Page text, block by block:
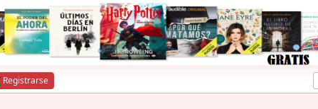
Registrarse